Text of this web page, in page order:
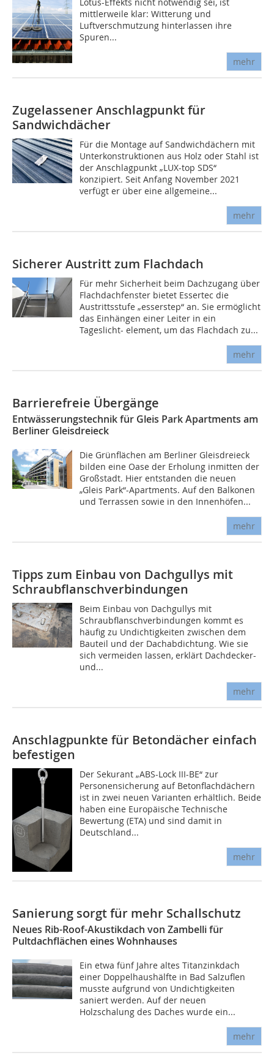
mittlerweile klar: Witterung und
Luftverschmutzung hinterlassen ihre
Spuren...
mehr
Zugelassener Anschlagpunkt für
Sandwichdächer
Für die Montage auf Sandwichdächern mit
Unterkonstruktionen aus Holz oder Stahl ist
der Anschlagpunkt „LUX-top SDS“
konzipiert. Seit Anfang November 2021
verfügt er über eine allgemeine...
mehr
Sicherer Austritt zum Flachdach
Für mehr Sicherheit beim Dachzugang über
Flachdachfenster bietet Essertec die
Austrittsstufe „esserstep“ an. Sie ermöglicht
das Einhängen einer Leiter in ein
Tageslicht- element, um das Flachdach zu...
mehr
Barrierefreie Übergänge
Entwässerungstechnik für Gleis Park Apartments am
Berliner Gleisdreieck
Die Grünflächen am Berliner Gleisdreieck
bilden eine Oase der Erholung inmitten der
Großstadt. Hier entstanden die neuen
„Gleis Park“-Apartments. Auf den Balkonen
und Terrassen sowie in den Innenhöfen...
mehr
Tipps zum Einbau von Dachgullys mit
Schraubflanschverbindungen
Beim Einbau von Dachgullys mit
Schraubflanschverbindungen kommt es
häufig zu Undichtigkeiten zwischen dem
Bauteil und der Dachabdichtung. Wie sie
sich vermeiden lassen, erklärt Dachdecker-
und...
mehr
Anschlagpunkte für Betondächer einfach
befestigen
Der Sekurant „ABS-Lock III-BE“ zur
Personensicherung auf Betonflachdächern
ist in zwei neuen Varianten erhältlich. Beide
haben eine Europäische Technische
Bewertung (ETA) und sind damit in
Deutschland...
mehr
Sanierung sorgt für mehr Schallschutz
Neues Rib-Roof-Akustikdach von Zambelli für
Pultdachflächen eines Wohnhauses
Ein etwa fünf Jahre altes Titanzinkdach
einer Doppelhaushälfte in Bad Salzuflen
musste aufgrund von Undichtigkeiten
saniert werden. Auf der neuen
Holzschalung des Daches wurde ein...
mehr